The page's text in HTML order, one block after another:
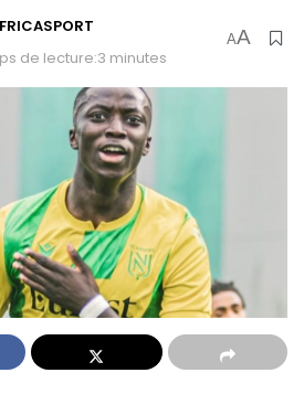
de lecture:3 minutes
AA